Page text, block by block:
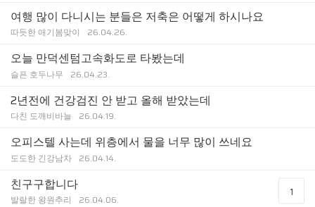
여행 많이 다니시는 분들은 저축은 어떻게 하시나요
따듯한 애기봄맞이 26.04.26.
오늘 만덕센텀고속화도로 타봤는데
슬픈 호두나무 26.04.23.
2년전에 건강검진 안 받고 올해 받았는데
다친 도깨비바늘 26.04.19.
오피스텔 사는데 위층에서 물을 너무 많이 쓰네요
도도한 긴강남차 26.04.14.
친구구합니다
발랄한 왕원추리 26.04.06.
1